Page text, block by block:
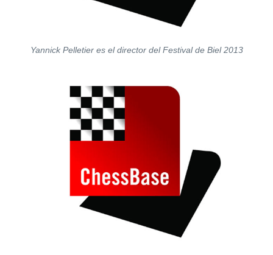
Yannick Pelletier es el director del Festival de Biel 2013